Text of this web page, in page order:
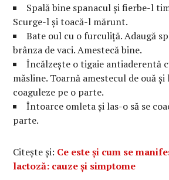
Spală bine spanacul și fierbe-l
Scurge-l și toacă-l mărunt.
Bate oul cu o furculiță. Adaugă
brânza de vaci. Amestecă bine.
Încălzește o tigaie antiaderentă
măsline. Toarnă amestecul de ouă și
coaguleze pe o parte.
Întoarce omleta și las-o să se
parte.
Citește și: Ce este și cum se
lactoză: cauze și simptome